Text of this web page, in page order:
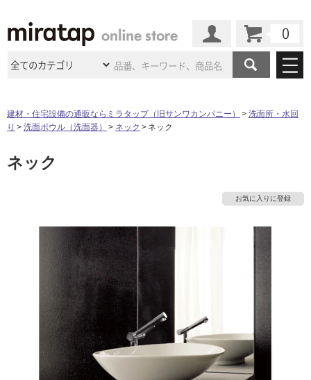
商品カテゴリ
キッチン
トイレ
エクステリア （外構）
ウッドデッキ 床材
ペット用品
内装用建材 パネル・壁材
施工事例
施工事例
インタビュー
店舗・施設事例
ショールーム
ショールーム ショールーム
名古屋ショールーム ショールーム
福岡 ショールーム
ショールー
ム
横浜スマートショールー
ウェルビーみのおHDC
BOX
サポート
ご利用ガイド 初めての方へ
よくある質問
修理お問い合わせ クレーム公開
説明書・図面検索 水まわり 3年保証
その他サービス
ミラタップと創る家
ASOLIE
Coziコンシ
自分らしい家づくり
SUVACO
最高のリノベ会社がみつ
かるリノベりす
建材・住宅設備の通販ならミラタップ（旧サンワカンパニー）
洗面所・水回
り
洗面ボウル（洗面器） ネック ネック
ネック
お気に入りに登録